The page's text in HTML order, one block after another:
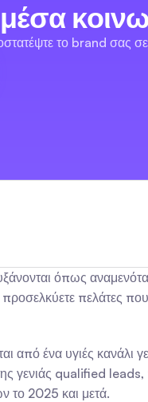
όπως
πελάτες
από ένα υγιές κανάλι
γενιάς qualified
το 2025 και μετά.
το brand σας σε